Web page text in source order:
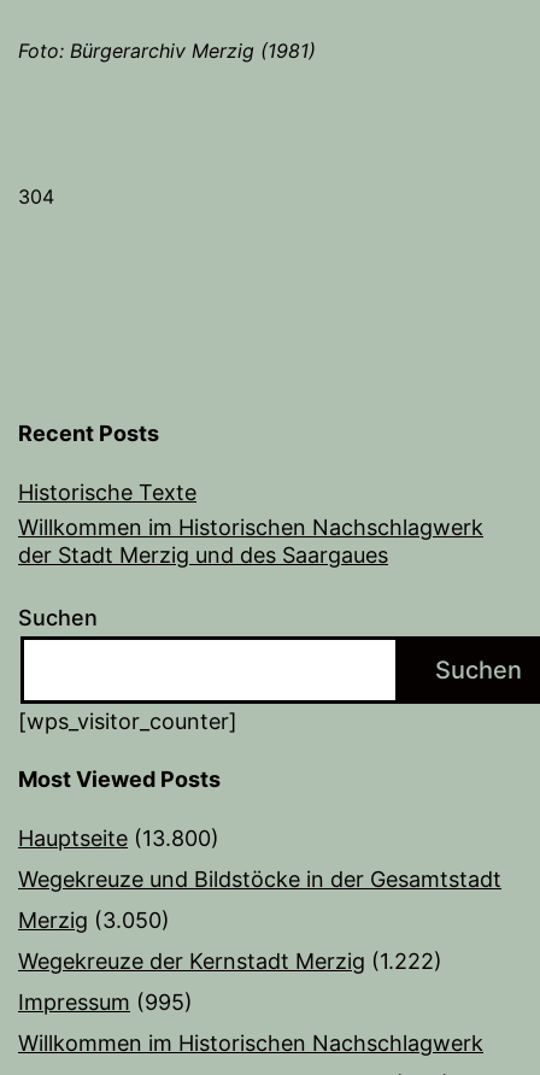
Foto: Bürgerarchiv Merzig (1981)
304
Recent Posts
Historische Texte
Willkommen im Historischen Nachschlagwerk
der Stadt Merzig und des Saargaues
Suchen
Suchen
[wps_visitor_counter]
Most Viewed Posts
Hauptseite (13.800)
Wegekreuze und Bildstöcke in der Gesamtstadt
Merzig (3.050)
Wegekreuze der Kernstadt Merzig (1.222)
Impressum (995)
Willkommen im Historischen Nachschlagwerk